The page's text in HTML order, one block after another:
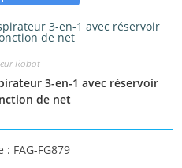
Robot
3-en-1 avec réservoir
de net
: FAG-FG879